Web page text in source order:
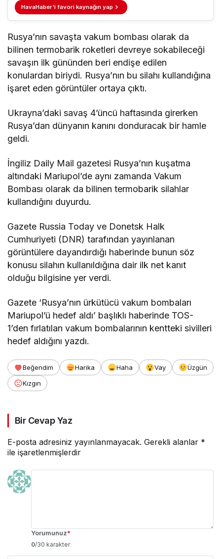
HavaHaber'i favori kaynağın yap
Rusya’nın savaşta vakum bombası olarak da
bilinen termobarik roketleri devreye sokabileceği
savaşın ilk gününden beri endişe edilen
konulardan biriydi. Rusya’nın bu silahı kullandığına
işaret eden görüntüler ortaya çıktı.
Ukrayna’daki savaş 4’üncü haftasında girerken
Rusya’dan dünyanın kanını donduracak bir hamle
geldi.
İngiliz Daily Mail gazetesi Rusya’nın kuşatma
altındaki Mariupol’de aynı zamanda Vakum
Bombası olarak da bilinen termobarik silahlar
kullandığını duyurdu.
Gazete Russia Today ve Donetsk Halk
Cumhuriyeti (DNR) tarafından yayınlanan
görüntülere dayandırdığı haberinde bunun söz
konusu silahın kullanıldığına dair ilk net kanıt
olduğu bilgisine yer verdi.
Gazete ‘Rusya’nın ürkütücü vakum bombaları
Mariupol’ü hedef aldı’ başlıklı haberinde TOS-
1’den fırlatılan vakum bombalarının kentteki sivilleri
hedef aldığını yazdı.
Beğendim Harika Haha Vay
Üzgün
Kızgın
Bir Cevap Yaz
E-posta adresiniz yayınlanmayacak. Gerekli alanlar *
ile işaretlenmişlerdir
Yorumunuz*
0/30 karakter